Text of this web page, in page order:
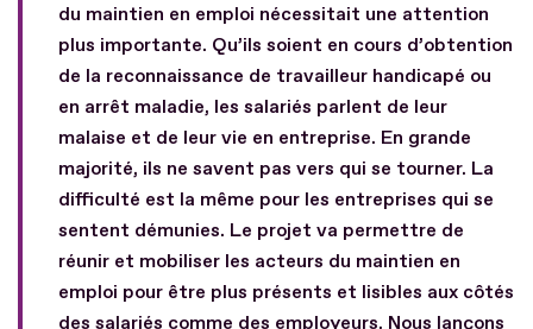
du maintien en emploi nécessitait une attention
plus importante. Qu’ils soient en cours d’obtention
de la reconnaissance de travailleur handicapé ou
en arrêt maladie, les salariés parlent de leur
malaise et de leur vie en entreprise. En grande
majorité, ils ne savent pas vers qui se tourner. La
difficulté est la même pour les entreprises qui se
sentent démunies. Le projet va permettre de
réunir et mobiliser les acteurs du maintien en
emploi pour être plus présents et lisibles aux côtés
des salariés comme des employeurs. Nous lançons